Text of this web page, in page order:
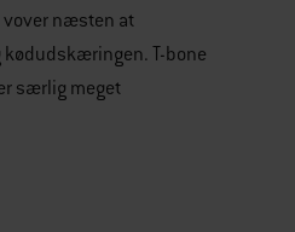
vover næsten at
T-bone
særlig meget